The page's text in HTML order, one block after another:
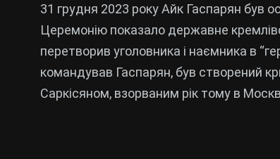
31 грудня 2023 року Айк Гаспарян був
Церемонію показало державне
перетворив уголовника і наємника в
командував Гаспарян, був створений
Саркісяном, взорваним рік тому в